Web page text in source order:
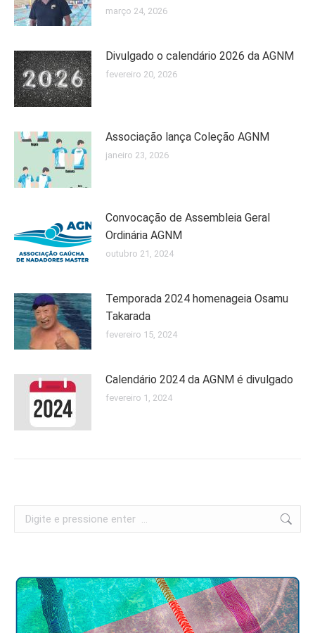
março 24, 2026
Divulgado o calendário 2026 da AGNM
fevereiro 20, 2026
Associação lança Coleção AGNM
janeiro 23, 2026
Convocação de Assembleia Geral
Ordinária AGNM
outubro 21, 2024
Temporada 2024 homenageia Osamu
Takarada
fevereiro 15, 2024
Calendário 2024 da AGNM é divulgado
fevereiro 1, 2024
Search: